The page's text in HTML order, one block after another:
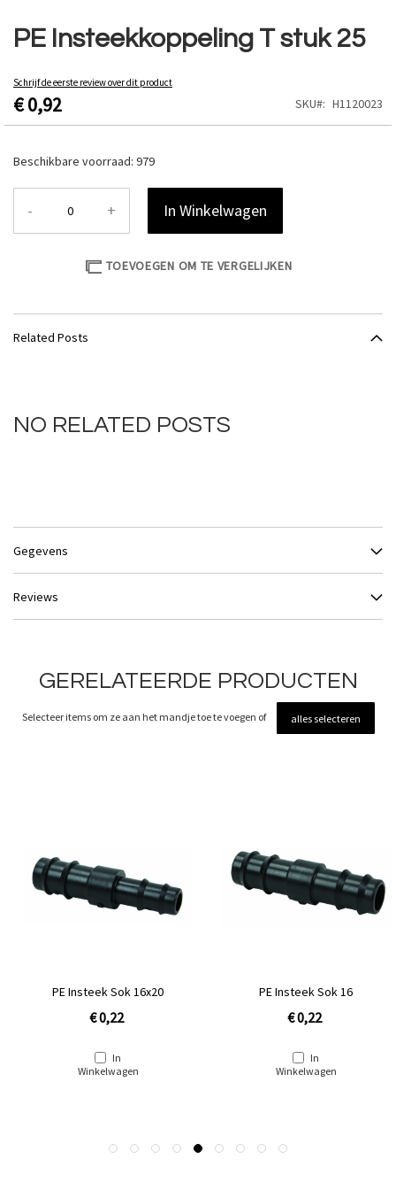
PE Insteekkoppeling T stuk 25
Schrijf de eerste review over dit product
€ 0,92 SKU H1120023
Beschikbare voorraad: 979
- + In Winkelwagen
TOEVOEGEN OM TE VERGELIJKEN
naar
het
van
de
afbeeldingen-
Related Posts
NO RELATED POSTS
Gegevens
Reviews
GERELATEERDE PRODUCTEN
Selecteer items om ze aan het mandje toe te voegen of alles selecteren
PE Insteek Sok 16x20
€ 0,22
In
Winkelwagen
PE Insteek Sok 16
€ 0,22
In
Winkelwagen